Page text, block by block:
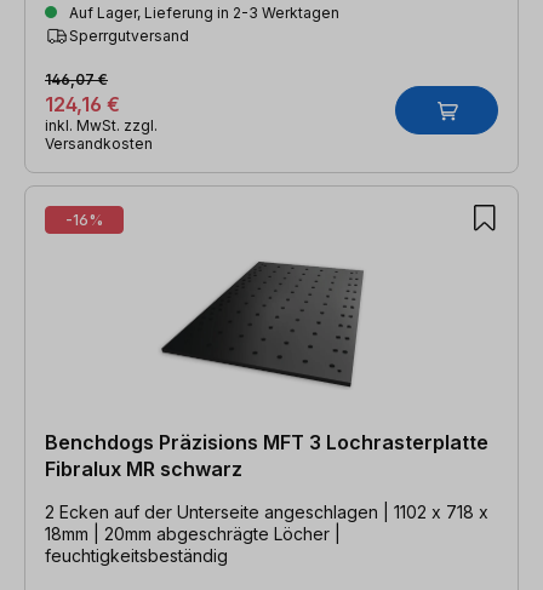
Auf Lager, Lieferung in 2-3 Werktagen
Sperrgutversand
124,16 €
146,07 €
inkl. MwSt. zzgl.
Versandkosten
-16%
Benchdogs Präzisions MFT 3 Lochrasterplatte
Fibralux MR schwarz
2 Ecken auf der Unterseite angeschlagen | 1102 x 718 x
18mm | 20mm abgeschrägte Löcher |
feuchtigkeitsbeständig